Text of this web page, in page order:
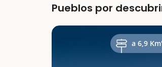
Pueblos por
a 6,9